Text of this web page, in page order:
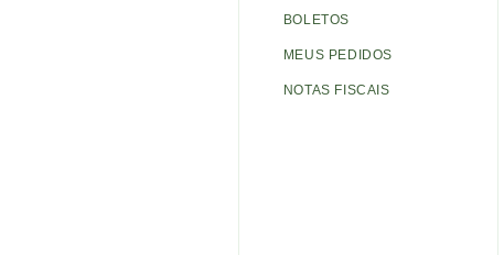
BOLETOS
MEUS PEDIDOS
NOTAS FISCAIS